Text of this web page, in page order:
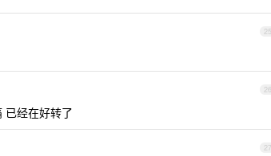
25
26
已经在好转了
27